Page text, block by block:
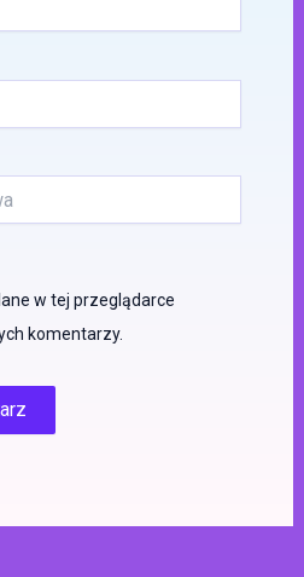
w tej przeglądarce
komentarzy.